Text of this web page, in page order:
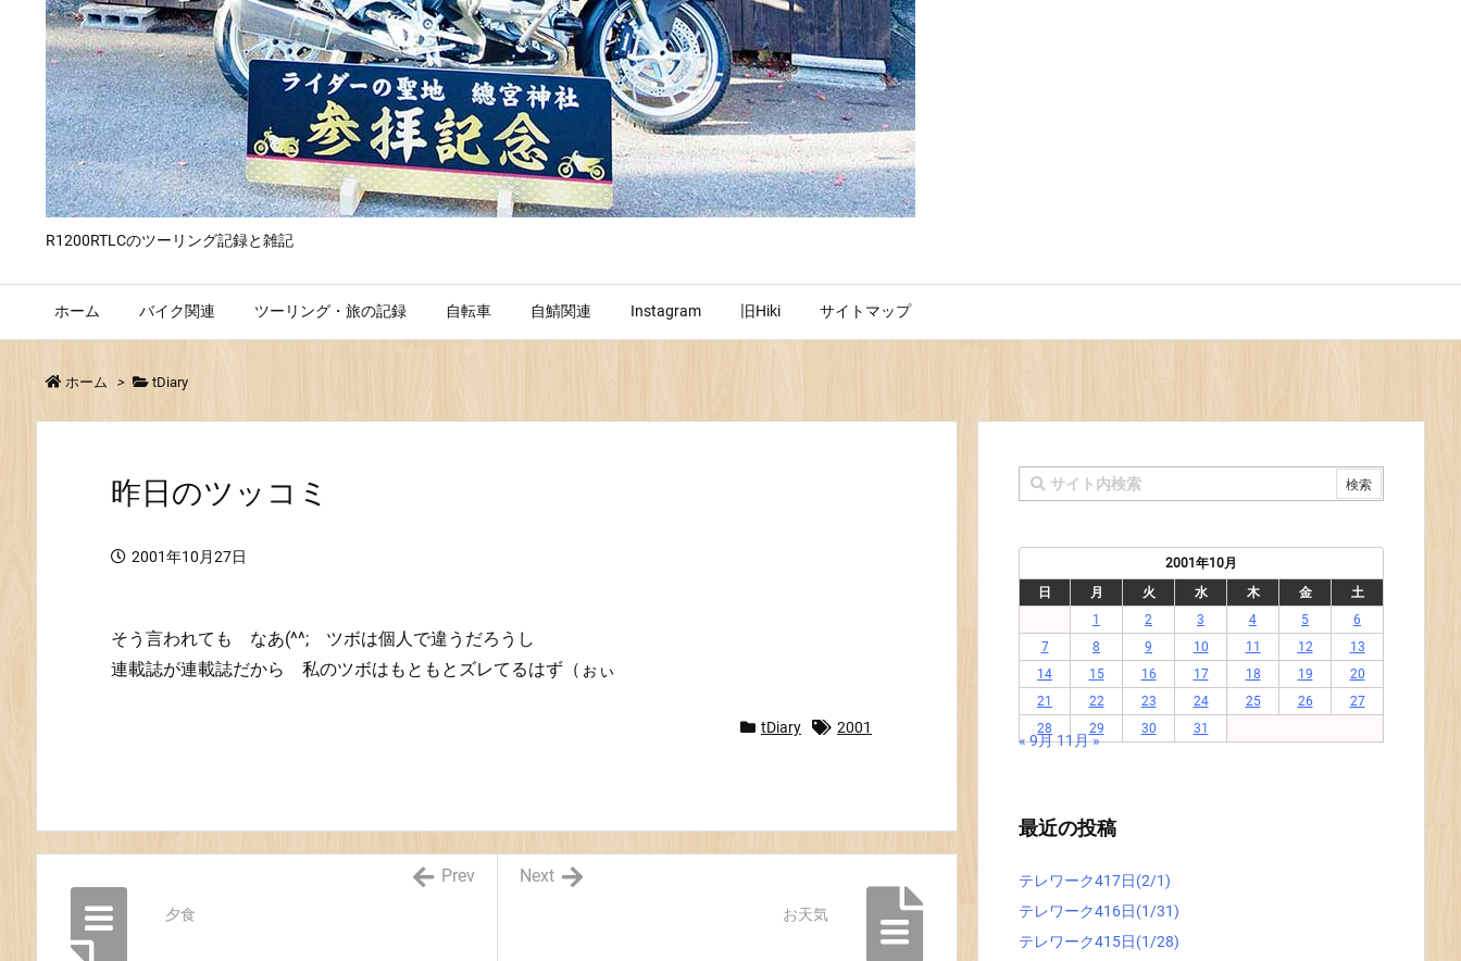
R1200RTLCのツーリング記録と雑記
ホーム バイク関連 ツーリング・旅の記録 自転車 自鯖関連 Instagram 旧Hiki サイトマップ
ホーム > tDiary
昨日のツッコミ
2001年10月27日
そう言われても なあ(^^; ツボは個人で違うだろうし
連載誌が連載誌だから 私のツボはもともとズレてるはず（ぉぃ
tDiary 2001
お天気
Next
夕食
Prev
2001年10月
日
月 火 水 木 金
土
1
2 3 4 5
6
7
8 9 10 11 12
13
14
15 16 17 18 19
20
21
22 23 24 25 26
27
28
29 30 31
« 9月11月 »
最近の投稿
テレワーク417日(2/1)
テレワーク416日(1/31)
テレワーク415日(1/28)